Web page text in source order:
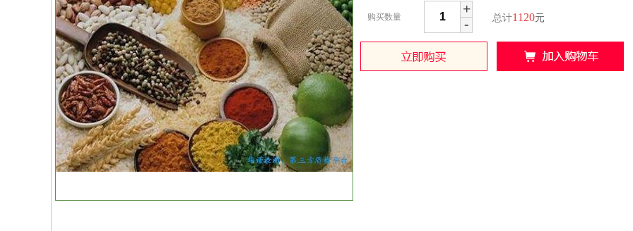
购买数量 -
+
总计1120元